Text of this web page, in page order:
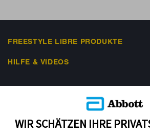
FREESTYLE LIBRE PRODUKTE
HILFE & VIDEOS
WIR SCHÄTZEN IHRE